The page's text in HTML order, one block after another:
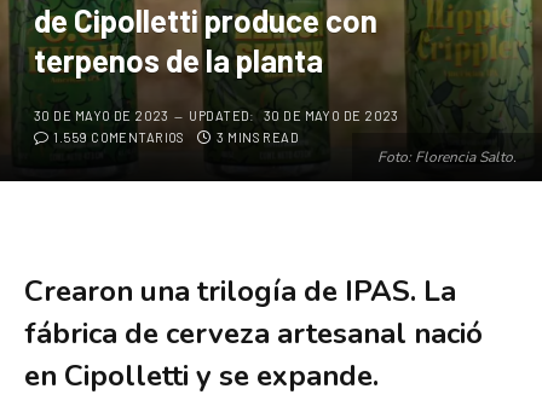
Foto: Florencia Salto.
de Cipolletti produce con
terpenos de la planta
30 DE MAYO DE 2023 UPDATED:
30 DE MAYO DE 2023
1.559 COMENTARIOS
3 MINS READ
Crearon una trilogía de IPAS. La
fábrica de cerveza artesanal nació
en Cipolletti y se expande.